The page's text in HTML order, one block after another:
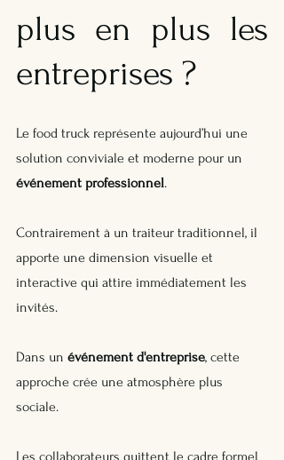
plus en plus les
entreprises ?
Le food truck représente aujourd’hui une
solution conviviale et moderne pour un
événement professionnel.
Contrairement à un traiteur traditionnel, il
apporte une dimension visuelle et
interactive qui attire immédiatement les
invités.
Dans un événement d'entreprise, cette
approche crée une atmosphère plus
sociale.
Les collaborateurs quittent le cadre formel